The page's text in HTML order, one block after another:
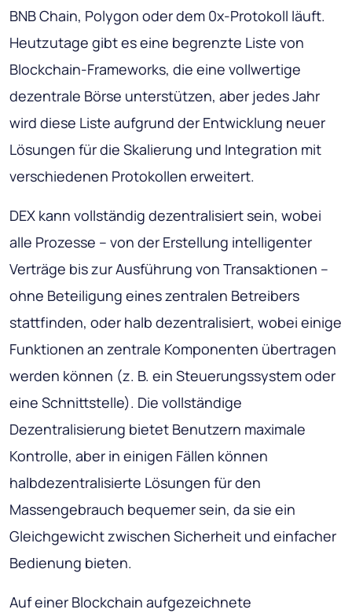
BNB Chain, Polygon oder dem 0x-Protokoll läuft.
Heutzutage gibt es eine begrenzte Liste von
Blockchain-Frameworks, die eine vollwertige
dezentrale Börse unterstützen, aber jedes Jahr
wird diese Liste aufgrund der Entwicklung neuer
Lösungen für die Skalierung und Integration mit
verschiedenen Protokollen erweitert.
DEX kann vollständig dezentralisiert sein, wobei
alle Prozesse – von der Erstellung intelligenter
Verträge bis zur Ausführung von Transaktionen –
ohne Beteiligung eines zentralen Betreibers
stattfinden, oder halb dezentralisiert, wobei einige
Funktionen an zentrale Komponenten übertragen
werden können (z. B. ein Steuerungssystem oder
eine Schnittstelle). Die vollständige
Dezentralisierung bietet Benutzern maximale
Kontrolle, aber in einigen Fällen können
halbdezentralisierte Lösungen für den
Massengebrauch bequemer sein, da sie ein
Gleichgewicht zwischen Sicherheit und einfacher
Bedienung bieten.
Auf einer Blockchain aufgezeichnete